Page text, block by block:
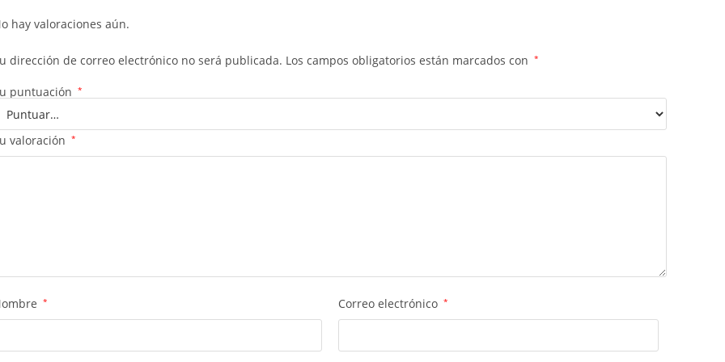
hay valoraciones aún.
dirección de correo electrónico no será publicada. Los campos obligatorios están marcados con *
puntuación *
valoración *
* Correo electrónico *